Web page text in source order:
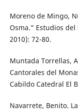
Moreno de Mingo,
Osma.” Estudios
2010): 72-80.
Muntada Torrellas,
Cantorales del
Cabildo Catedral El
Navarrete, Benito.